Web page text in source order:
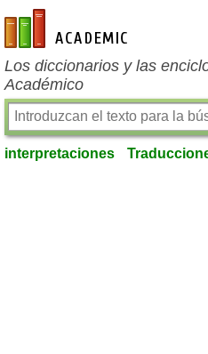
es-academic.com
Los diccionarios y las
Académico
interpretaciones